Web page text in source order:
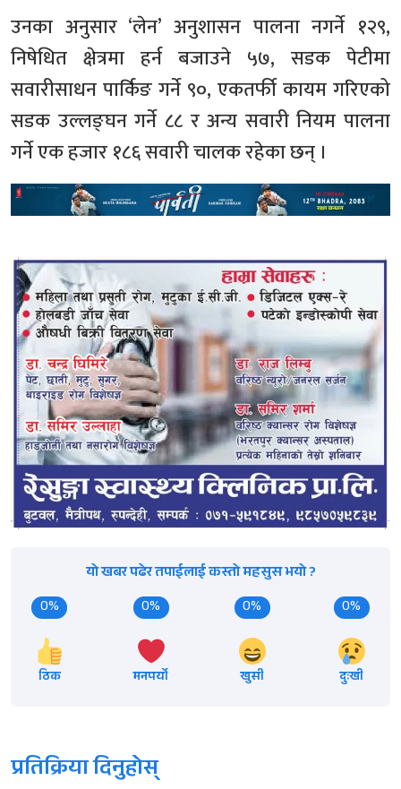
उनका अनुसार ‘लेन’ अनुशासन पालना नगर्ने १२९,
निषेधित क्षेत्रमा हर्न बजाउने ५७, सडक पेटीमा
सवारीसाधन पार्किङ गर्ने ९०, एकतर्फी कायम गरिएको
सडक उल्लङ्घन गर्ने ८८ र अन्य सवारी नियम पालना
गर्ने एक हजार १८६ सवारी चालक रहेका छन् ।
यो खबर पढेर तपाईलाई कस्तो महसुस भयो ?
0%
ठिक
0%
मनपर्यो
0%
खुसी
0%
दुःखी
प्रतिक्रिया दिनुहोस्